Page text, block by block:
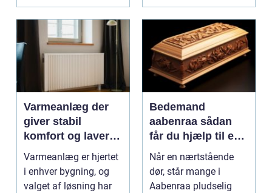
Varmeanlæg der
giver stabil
komfort og lavere
energiregning
Varmeanlæg er hjertet
i enhver bygning, og
valget af løsning har
Bedemand
aabenraa sådan
får du hjælp til en
værdig afsked
Når en nærtstående
dør, står mange i
Aabenraa pludselig